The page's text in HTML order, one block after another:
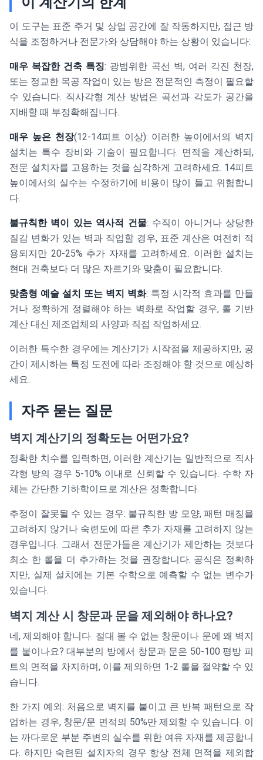
이 도구는 표준 주거 및 상업 공간에 잘 작동하지만, 접근 방
식을 조정하거나 전문가와 상담해야 하는 상황이 있습니다:
매우 복잡한 건축 특징: 광범위한 곡선 벽, 여러 각진 천장,
또는 정교한 목공 작업이 있는 방은 전문적인 측정이 필요할
수 있습니다. 직사각형 계산 방법은 곡선과 각도가 공간을
지배할 때 부정확해집니다.
매우 높은 천장(12-14피트 이상): 이러한 높이에서의 벽지
설치는 특수 장비와 기술이 필요합니다. 면적을 계산하되,
전문 설치자를 고용하는 것을 심각하게 고려하세요. 14피트
높이에서의 실수는 수정하기에 비용이 많이 들고 위험합니
다.
불규칙한 벽이 있는 역사적 건물: 수직이 아니거나 상당한
질감 변화가 있는 벽과 작업할 경우, 표준 계산은 여전히 적
용되지만 20-25% 추가 자재를 고려하세요. 이러한 설치는
현대 건축보다 더 많은 자르기와 맞춤이 필요합니다.
맞춤형 예술 설치 또는 벽지 벽화: 특정 시각적 효과를 만들
거나 정확하게 정렬해야 하는 벽화로 작업할 경우, 롤 기반
계산 대신 제조업체의 사양과 직접 작업하세요.
이러한 특수한 경우에는 계산기가 시작점을 제공하지만, 공
간이 제시하는 특정 도전에 따라 조정해야 할 것으로 예상하
세요.
자주 묻는 질문
벽지 계산기의 정확도는 어떤가요?
정확한 치수를 입력하면, 이러한 계산기는 일반적으로 직사
각형 방의 경우 5-10% 이내로 신뢰할 수 있습니다. 수학 자
체는 간단한 기하학이므로 계산은 정확합니다.
추정이 잘못될 수 있는 경우: 불규칙한 방 모양, 패턴 매칭을
고려하지 않거나 숙련도에 따른 추가 자재를 고려하지 않는
경우입니다. 그래서 전문가들은 계산기가 제안하는 것보다
최소 한 롤을 더 추가하는 것을 권장합니다. 공식은 정확하
지만, 실제 설치에는 기본 수학으로 예측할 수 없는 변수가
있습니다.
벽지 계산 시 창문과 문을 제외해야 하나요?
네, 제외해야 합니다. 절대 볼 수 없는 창문이나 문에 왜 벽지
를 붙이나요? 대부분의 방에서 창문과 문은 50-100 평방 피
트의 면적을 차지하며, 이를 제외하면 1-2 롤을 절약할 수 있
습니다.
한 가지 예외: 처음으로 벽지를 붙이고 큰 반복 패턴으로 작
업하는 경우, 창문/문 면적의 50%만 제외할 수 있습니다. 이
는 까다로운 부분 주변의 실수를 위한 여유 자재를 제공합니
다. 하지만 숙련된 설치자의 경우 항상 전체 면적을 제외합